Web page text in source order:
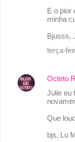
E o pior
minha
Bjusss,
terça-
Octeto
Julie eu
Que
bjs, Lu